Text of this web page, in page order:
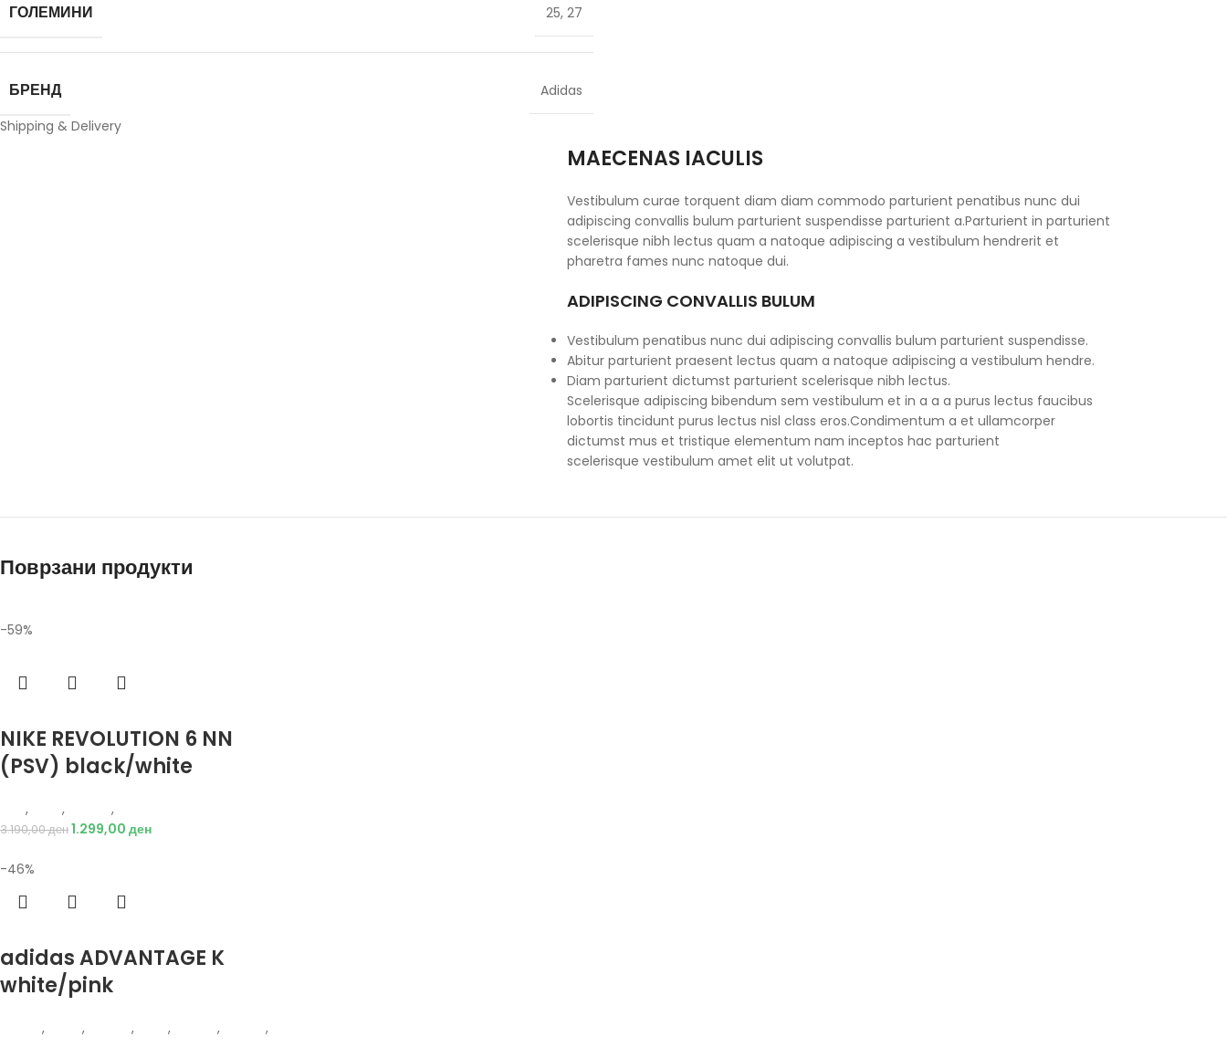
ГОЛЕМИНИ 25, 27
БРЕНД
Adidas
Shipping & Delivery
MAECENAS IACULIS
Vestibulum curae torquent diam diam commodo parturient penatibus nunc dui
adipiscing convallis bulum parturient suspendisse parturient a.Parturient in parturient
scelerisque nibh lectus quam a natoque adipiscing a vestibulum hendrerit et
pharetra fames nunc natoque dui.
ADIPISCING CONVALLIS BULUM
Vestibulum penatibus nunc dui adipiscing convallis bulum parturient suspendisse.
Abitur parturient praesent lectus quam a natoque adipiscing a vestibulum hendre.
Diam parturient dictumst parturient scelerisque nibh lectus.
Scelerisque adipiscing bibendum sem vestibulum et in a a a purus lectus faucibus
lobortis tincidunt purus lectus nisl class eros.Condimentum a et ullamcorper
dictumst mus et tristique elementum nam inceptos hac parturient
scelerisque vestibulum amet elit ut volutpat.
Поврзани продукти
-59%
NIKE REVOLUTION 6 NN
(PSV) black/white
, , ,
3.190,00ден1.299,00 ден
-46%
adidas ADVANTAGE K
white/pink
, , , , ,
,